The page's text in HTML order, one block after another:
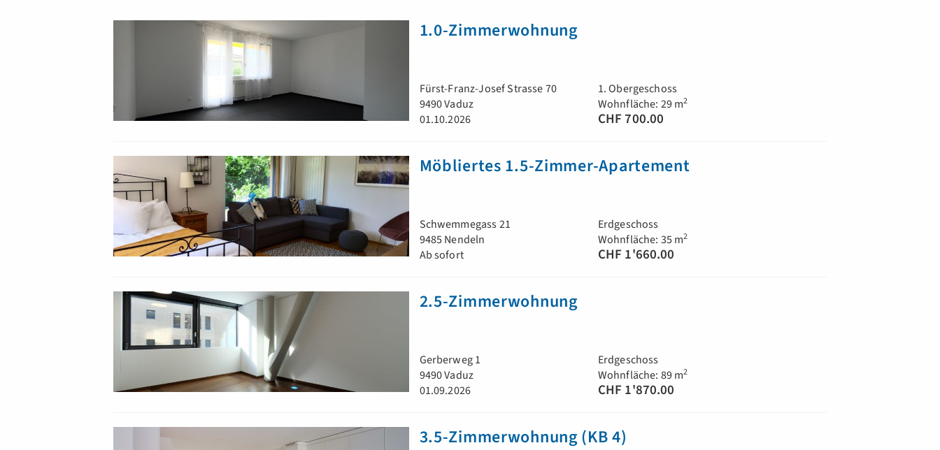
1.0-Zimmerwohnung
Fürst-Franz-Josef Strasse 70
9490 Vaduz
01.10.2026
1. Obergeschoss
Wohnfläche: 29 m2
CHF 700.00
Möbliertes 1.5-Zimmer-Apartement
Schwemmegass 21
9485 Nendeln
Ab sofort
Erdgeschoss
Wohnfläche: 35 m2
CHF 1'660.00
2.5-Zimmerwohnung
Gerberweg 1
9490 Vaduz
01.09.2026
Erdgeschoss
Wohnfläche: 89 m2
CHF 1'870.00
3.5-Zimmerwohnung (KB 4)